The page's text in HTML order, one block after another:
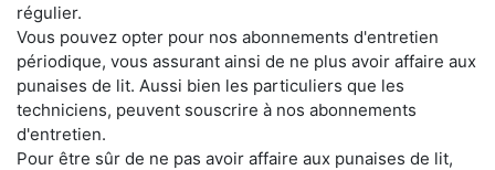
régulier.
Vous pouvez opter pour nos abonnements d'entretien
périodique, vous assurant ainsi de ne plus avoir affaire aux
punaises de lit. Aussi bien les particuliers que les
techniciens, peuvent souscrire à nos abonnements
d'entretien.
Pour être sûr de ne pas avoir affaire aux punaises de lit,